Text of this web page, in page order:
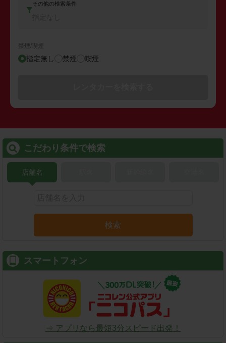
その他の検索条件
禁煙/喫煙
指定無し 禁煙 喫煙
こだわり条件で検索
店舗名
検索
スマートフォン
⇒ アプリなら最短3分スピード出発！